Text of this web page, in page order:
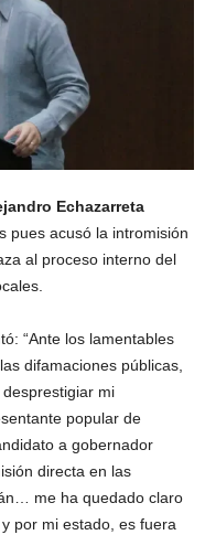
Echazarreta
pues acusó la intromisión
al proceso interno del
“Ante los lamentables
difamaciones públicas,
mi
popular de
a gobernador
directa en las
me ha quedado claro
por mi estado, es fuera